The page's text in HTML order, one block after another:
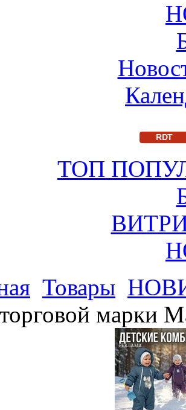
RDT
ТОП
Товары
торговой марки
РЕКЛАМА